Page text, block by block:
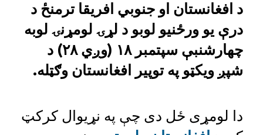
د افغانستان او جنوبي افریقا ترمنځ د
درې یو ورځنیو لوبو د لړۍ لومړنۍ لوبه
چهارشنبې سپتمبر ۱۸ (وږي ۲۸) د
شپږ ویکټو په توپیر افغانستان وګټله.
دا لومړی ځل دی چې په نړیوال کرکټ